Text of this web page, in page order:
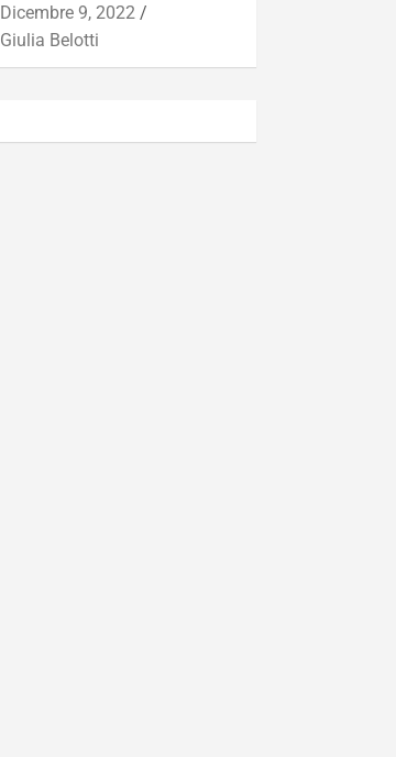
Dicembre 9, 2022
Giulia Belotti